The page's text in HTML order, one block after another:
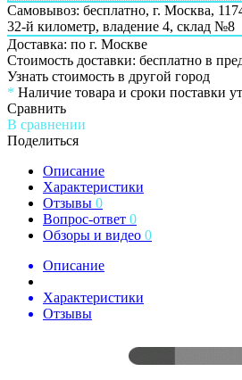
Самовывоз: бесплатно, г. Москва,
32-й километр, владение 4, склад №8
Доставка: по г. Москве
Стоимость доставки: бесплатно в
Узнать стоимость в другой город
* Наличие товара и сроки поставки
Сравнить
В сравнении
Поделиться
Описание
Характеристики
Отзывы 0
Вопрос-ответ 0
Обзоры и видео 0
Описание
Характеристики
Отзывы